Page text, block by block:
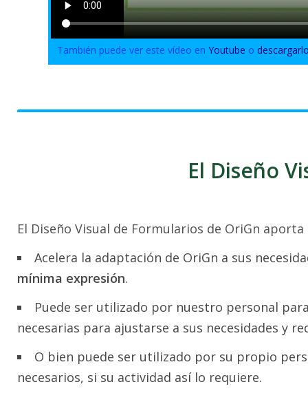
También puede ver este vídeo enYoutube o
El Diseño
El Diseño Visual de Formularios de OriGn
Acelera la adaptación de OriGn a sus
mínima expresión.
Puede ser utilizado por nuestro personal
necesarias para ajustarse a sus necesidades y
O bien puede ser utilizado por su propio
necesarios, si su actividad así lo requiere.